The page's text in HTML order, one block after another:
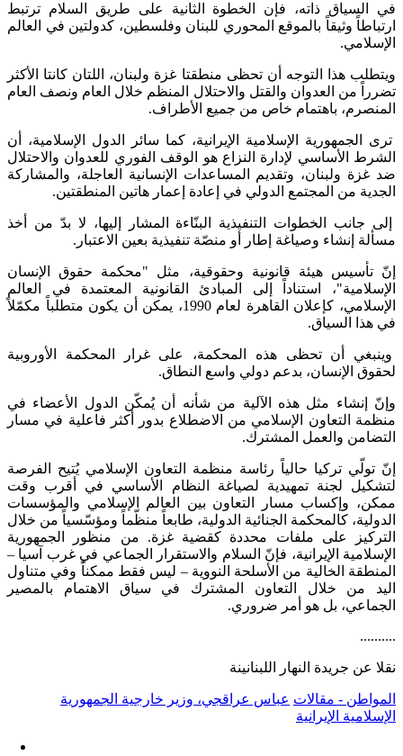
في السياق ذاته، فإن الخطوة الثانية على طريق السلام ترتبط
ارتباطاً وثيقاً بالموقع المحوري للبنان وفلسطين، كدولتين في العالم
الإسلامي.
ويتطلب هذا التوجه أن تحظى منطقتا غزة ولبنان، اللتان كانتا الأكثر
تضرراً من العدوان والقتل والاحتلال المنظم خلال العام ونصف العام
المنصرم، باهتمام خاص من جميع الأطراف.
ترى الجمهورية الإسلامية الإيرانية، كما سائر الدول الإسلامية، أن
الشرط الأساسي لإدارة النزاع هو الوقف الفوري للعدوان والاحتلال
ضد غزة ولبنان، وتقديم المساعدات الإنسانية العاجلة، والمشاركة
الجدية من المجتمع الدولي في إعادة إعمار هاتين المنطقتين.
إلى جانب الخطوات التنفيذية البنّاءة المشار إليها، لا بدّ من أخذ
مسألة إنشاء وصياغة إطار أو منصّة تنفيذية بعين الاعتبار.
إنّ تأسيس هيئة قانونية وحقوقية، مثل "محكمة حقوق الإنسان
الإسلامية"، استناداً إلى المبادئ القانونية المعتمدة في العالم
الإسلامي، كإعلان القاهرة لعام 1990، يمكن أن يكون متطلباً مكمّلاً
في هذا السياق.
وينبغي أن تحظى هذه المحكمة، على غرار المحكمة الأوروبية
لحقوق الإنسان، بدعم دولي واسع النطاق.
وإنّ إنشاء مثل هذه الآلية من شأنه أن يُمكّن الدول الأعضاء في
منظمة التعاون الإسلامي من الاضطلاع بدور أكثر فاعلية في مسار
التضامن والعمل المشترك.
إنّ تولّي تركيا حالياً رئاسة منظمة التعاون الإسلامي يُتيح الفرصة
لتشكيل لجنة تمهيدية لصياغة النظام الأساسي في أقرب وقت
ممكن، وإكساب مسار التعاون بين العالم الإسلامي والمؤسسات
الدولية، كالمحكمة الجنائية الدولية، طابعاً منظّماً ومؤسّسياً من خلال
التركيز على ملفات محددة كقضية غزة. من منظور الجمهورية
الإسلامية الإيرانية، فإنّ السلام والاستقرار الجماعي في غرب آسيا –
المنطقة الخالية من الأسلحة النووية – ليس فقط ممكناً وفي متناول
اليد من خلال التعاون المشترك في سياق الاهتمام بالمصير
الجماعي، بل هو أمر ضروري.
..........
نقلا عن جريدة النهار اللبنانينة
المواطن - مقالات عباس عراقجي، وزير خارجية الجمهورية
الإسلامية الإيرانية